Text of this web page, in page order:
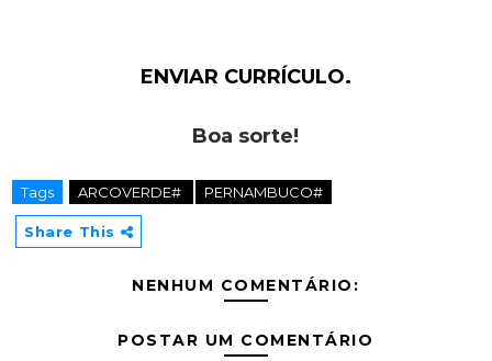
ENVIAR CURRÍCULO.
Boa sorte!
Tags ARCOVERDE# PERNAMBUCO#
Share This
NENHUM COMENTÁRIO:
POSTAR UM COMENTÁRIO